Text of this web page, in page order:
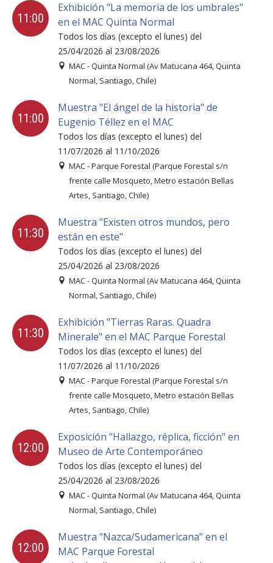
11:00
Exhibición "La memoria de los umbrales"
en el MAC Quinta Normal
Todos los días (excepto el lunes) del
25/04/2026 al 23/08/2026
MAC - Quinta Normal (Av Matucana 464, Quinta
Normal, Santiago, Chile)
11:00
Muestra "El ángel de la historia" de
Eugenio Téllez en el MAC
Todos los días (excepto el lunes) del
11/07/2026 al 11/10/2026
MAC - Parque Forestal (Parque Forestal s/n
frente calle Mosqueto, Metro estación Bellas
Artes, Santiago, Chile)
11:30
Muestra "Existen otros mundos, pero
están en este"
Todos los días (excepto el lunes) del
25/04/2026 al 23/08/2026
MAC - Quinta Normal (Av Matucana 464, Quinta
Normal, Santiago, Chile)
11:30
Exhibición "Tierras Raras. Quadra
Minerale" en el MAC Parque Forestal
Todos los días (excepto el lunes) del
11/07/2026 al 11/10/2026
MAC - Parque Forestal (Parque Forestal s/n
frente calle Mosqueto, Metro estación Bellas
Artes, Santiago, Chile)
12:00
Exposición "Hallazgo, réplica, ficción" en
Museo de Arte Contemporáneo
Todos los días (excepto el lunes) del
25/04/2026 al 23/08/2026
MAC - Quinta Normal (Av Matucana 464, Quinta
Normal, Santiago, Chile)
12:00
Muestra "Nazca/Sudamericana" en el
MAC Parque Forestal